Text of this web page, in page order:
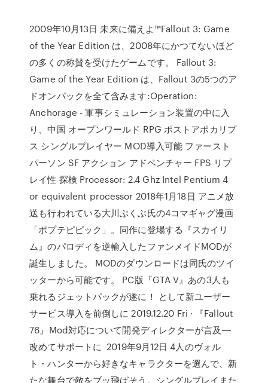
2009年10月13日 未来に備えよ™Fallout 3: Game
of the Year Edition は、2008年にかつてないほど
の多くの称賛を受けたゲームです。 Fallout 3:
Game of the Year Edition は、Fallout 3の5つのア
ドオンパックを全て含みます:Operation:
Anchorage - 軍事シミュレーション装置の中に入
り、中国 オープンワールド RPG ポストアポカリプ
ス シングルプレイヤー MOD導入可能 ファースト
パーソン SF アクション アドベンチャー FPS リプ
レイ性 探検 Processor: 2.4 Ghz Intel Pentium 4
or equivalent processor 2018年1月18日 アニメ放
送も行われている大川ぶくぶ氏の4コマギャグ漫画
「ポプテピピック」。同作に登場する『スカイリ
ム』のパロディを逆輸入したファンメイドMODが
誕生しました。 MODのダウンロードは同氏のツイ
ッターから可能です。 PC版『GTA V』あの3人も
乗れるジェットパックが遂に！ として新ユーザー
サービス導入を前倒しに 2019.12.20 Fri · 『Fallout
76』Mod対応について開発ディレクターが言及―
改めてサポートに 2019年9月12日 4人のヴォル
ト・ハンターから好きなキャラクターを選んで、新
たな舞台で敵をブッ飛ばそう。シングルプレイまた